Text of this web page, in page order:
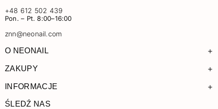
+48 612 502 439
Pon. – Pt. 8:00–16:00
znn@neonail.com
O NEONAIL +
ZAKUPY +
INFORMACJE +
ŚLEDŹ NAS